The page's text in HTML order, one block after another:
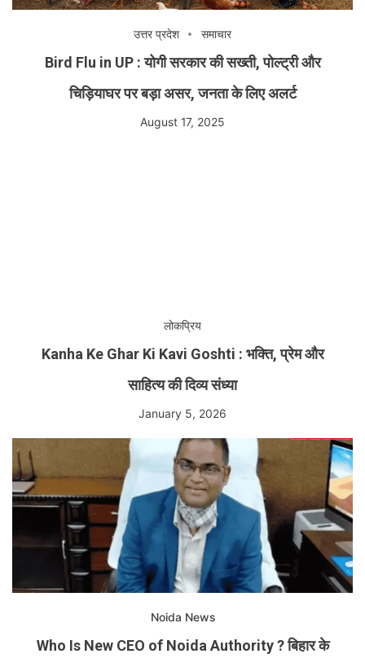
उत्तर प्रदेश समाचार
Bird Flu in UP : योगी सरकार की सख्ती, पोल्ट्री और
चिड़ियाघर पर बड़ा असर, जनता के लिए अलर्ट
August 17, 2025
लोकप्रिय
Kanha Ke Ghar Ki Kavi Goshti : भक्ति, प्रेम और
साहित्य की दिव्य संध्या
January 5, 2026
Noida News
Who Is New CEO of Noida Authority ? बिहार के